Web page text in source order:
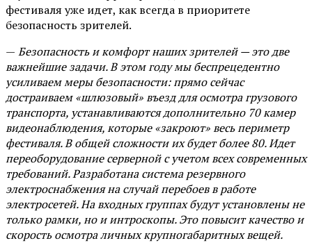
фестиваля уже идет, как всегда в приоритете
безопасность зрителей.
— Безопасность и комфорт наших зрителей — это две
важнейшие задачи. В этом году мы беспрецедентно
усиливаем меры безопасности: прямо сейчас
достраиваем «шлюзовый» въезд для осмотра грузового
транспорта, устанавливаются дополнительно 70 камер
видеонаблюдения, которые «закроют» весь периметр
фестиваля. В общей сложности их будет более 80. Идет
переоборудование серверной с учетом всех современных
требований. Разработана система резервного
электроснабжения на случай перебоев в работе
электросетей. На входных группах будут установлены не
только рамки, но и интроскопы. Это повысит качество и
скорость осмотра личных крупногабаритных вещей.